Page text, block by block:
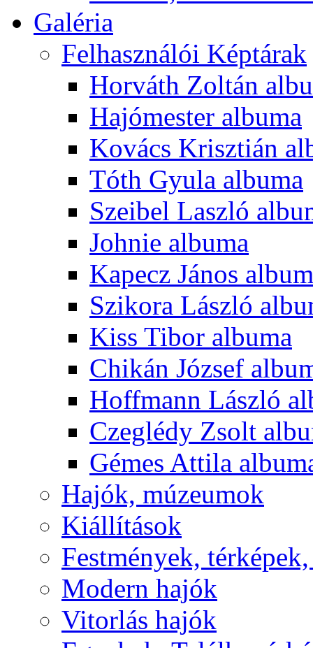
Galéria
Felhasználói Képtárak
Horváth Zoltán
Hajómester albuma
Kovács Krisztián
Tóth Gyula albuma
Szeibel Laszló
Johnie albuma
Kapecz János
Szikora László
Kiss Tibor albuma
Chikán József
Hoffmann László
Czeglédy Zsolt
Gémes Attila
Hajók, múzeumok
Kiállítások
Festmények,
Modern hajók
Vitorlás hajók